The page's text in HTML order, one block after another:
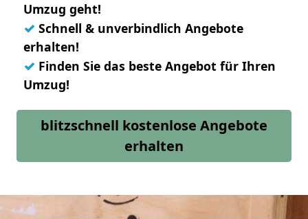
Umzug geht!
✓ Schnell & unverbindlich Angebote
erhalten!
✓ Finden Sie das beste Angebot für Ihren
Umzug!
blitzschnell kostenlose Angebote
erhalten